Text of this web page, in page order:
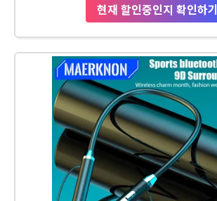
현재 할인중인지 확인하기